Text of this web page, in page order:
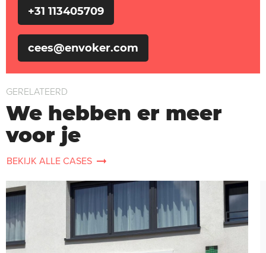
+31 113405709
cees@envoker.com
GERELATEERD
We hebben er meer
voor je
BEKIJK ALLE CASES